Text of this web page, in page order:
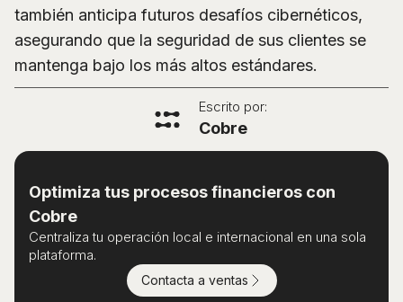
también anticipa futuros desafíos cibernéticos,
asegurando que la seguridad de sus clientes se
mantenga bajo los más altos estándares.
Escrito por:
Cobre
Optimiza tus procesos financieros con
Cobre
Centraliza tu operación local e internacional en una sola
plataforma.
Contacta a ventas